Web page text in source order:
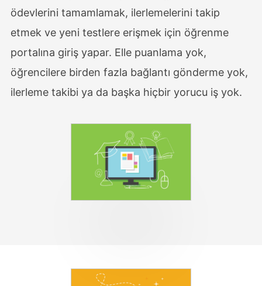
ödevlerini tamamlamak, ilerlemelerini takip
etmek ve yeni testlere erişmek için öğrenme
portalına giriş yapar. Elle puanlama yok,
öğrencilere birden fazla bağlantı gönderme yok,
ilerleme takibi ya da başka hiçbir yorucu iş yok.